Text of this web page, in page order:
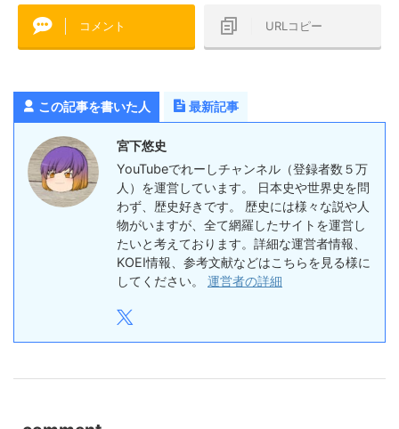
コメント URLコピー
この記事を書いた人 最新記事
宮下悠史
YouTubeでれーしチャンネル（登録者数５万
人）を運営しています。 日本史や世界史を問
わず、歴史好きです。 歴史には様々な説や人
物がいますが、全て網羅したサイトを運営し
たいと考えております。詳細な運営者情報、
KOEI情報、参考文献などはこちらを見る様に
してください。 運営者の詳細